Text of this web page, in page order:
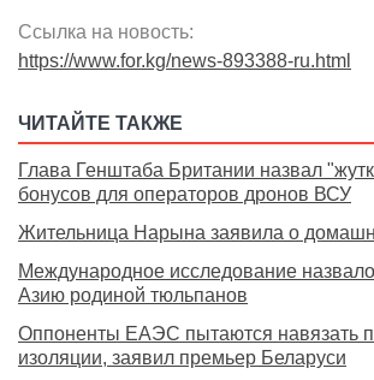
Ссылка на новость:
https://www.for.kg/news-893388-ru.html
ЧИТАЙТЕ ТАКЖЕ
Глава Генштаба Британии назвал
бонусов для операторов дронов ВСУ
Жительница Нарына заявила о
Международное исследование
Азию родиной тюльпанов
Оппоненты ЕАЭС пытаются навязать
изоляции, заявил премьер Беларуси